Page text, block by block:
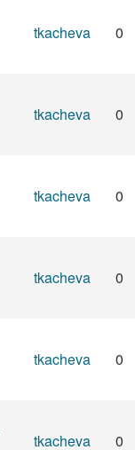
tkacheva 0
tkacheva 0
tkacheva 0
tkacheva 0
tkacheva 0
tkacheva 0